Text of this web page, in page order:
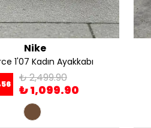
Nike
1'07 Kadın Ayakkabı
56 ₺ 2,499.90
₺ 1,099.90